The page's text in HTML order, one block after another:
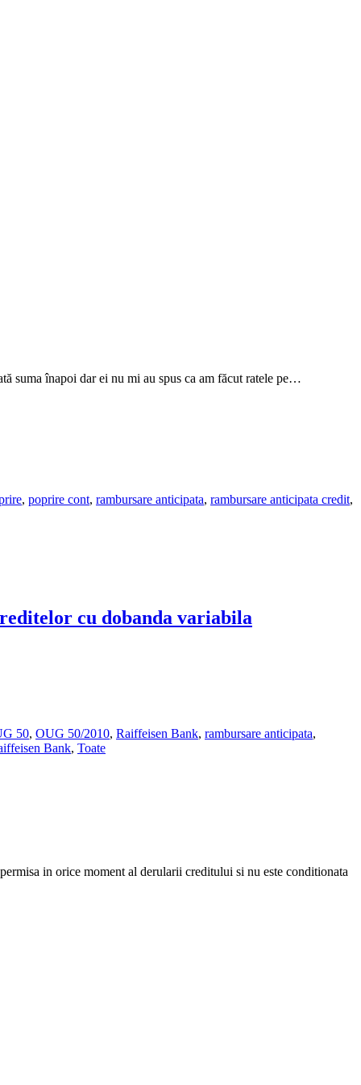
suma înapoi dar ei nu mi au spus ca am făcut ratele pe…
, poprire cont, rambursare anticipata, rambursare anticipata credit,
cu dobanda variabila
50, OUG 50/2010, Raiffeisen Bank, rambursare anticipata,
Bank, Toate
in orice moment al derularii creditului si nu este conditionata